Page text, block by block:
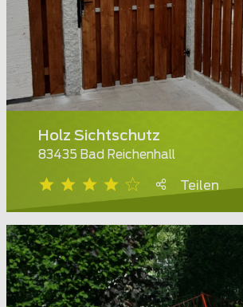
Holz Sichtschutz
83435 Bad Reichenhall
Teilen